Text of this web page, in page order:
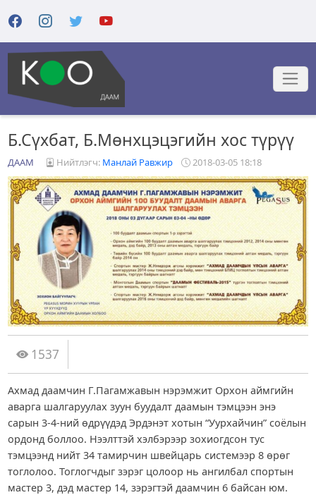
Б.Сүхбат, Б.Мөнхцэцэгийн хос түрүү
ДААМ Нийтлэгч: Манлай Равжир 2018-03-05 18:18
1537
Ахмад даамчин Г.Пагамжавын нэрэмжит Орхон аймгийн
аварга шалгаруулах зуун буудалт даамын тэмцээн энэ
сарын 3-4-ний өдрүүдэд Эрдэнэт хотын “Уурхайчин” соёлын
ордонд боллоо. Нээлттэй хэлбэрээр зохиогдсон тус
тэмцээнд нийт 34 тамирчин швейцарь системээр 8 өрөг
тоглолоо. Тоглогчдыг зэрэг цолоор нь ангилбал спортын
мастер 3, дэд мастер 14, зэрэгтэй даамчин 6 байсан юм.